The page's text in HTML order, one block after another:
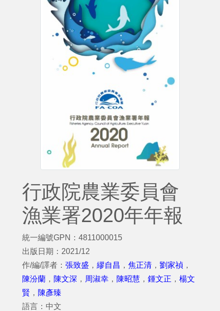
行政院農業委員會
漁業署2020年年報
統一編號GPN：4811000015
出版日期：2021/12
作/編/譯者： 張致盛 ， 繆自昌 ， 焦正清 ， 劉家禎 ，
陳汾蘭 ， 陳文深 ， 周淑幸 ， 陳昭慧 ， 鍾文正 ， 楊文
賢 ， 陳彥臻
語言：中文